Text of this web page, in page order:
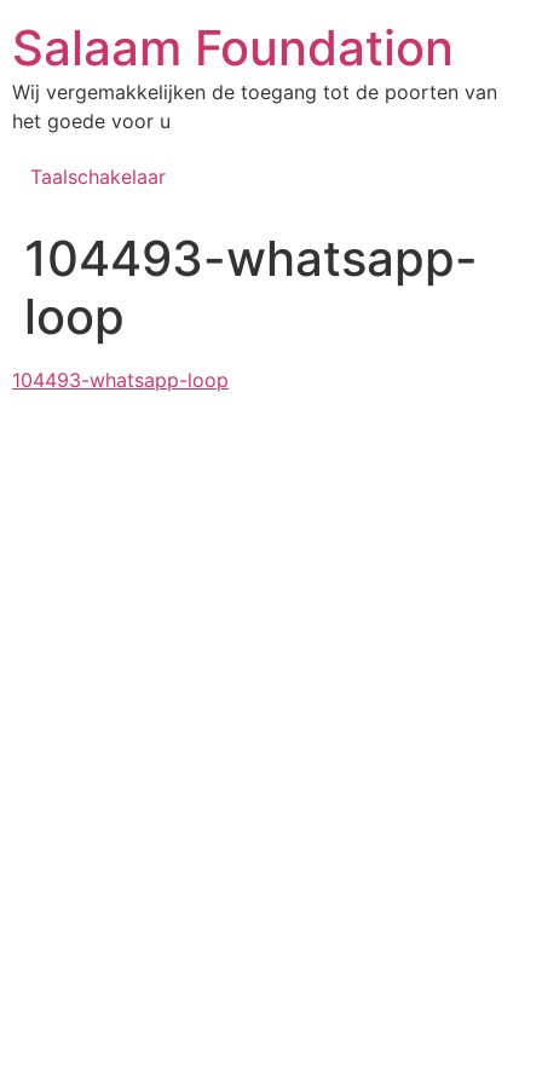
Salaam Foundation
Wij vergemakkelijken de toegang tot de poorten van
het goede voor u
Taalschakelaar
104493-whatsapp-
loop
104493-whatsapp-loop